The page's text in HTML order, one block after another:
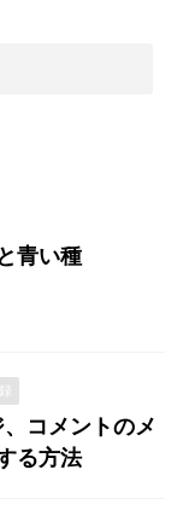
青い種
コメントのメ
る方法